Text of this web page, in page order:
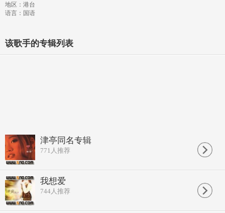
地区：港台
语言：国语
该歌手的专辑列表
津亭同名专辑
771 人推荐
我想爱
744人推荐